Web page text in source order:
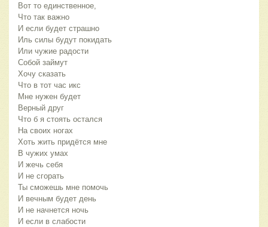
Вот то единственное,
Что так важно
И если будет страшно
Иль силы будут покидать
Или чужие радости
Собой займут
Хочу сказать
Что в тот час икс
Мне нужен будет
Верный друг
Что б я стоять остался
На своих ногах
Хоть жить придётся мне
В чужих умах
И жечь себя
И не сгорать
Ты сможешь мне помочь
И вечным будет день
И не начнется ночь
И если в слабости